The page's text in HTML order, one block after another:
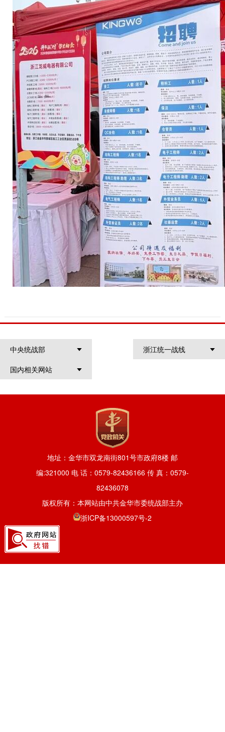
中央统战部
浙江统一战线
国内相关网站
地址：金华市双龙南街801号市政府8楼 邮
编:321000 电 话：0579-82436166 传 真：0579-
82436078
版权所有：本网站由中共金华市委统战部主办
浙ICP备13000597号-2